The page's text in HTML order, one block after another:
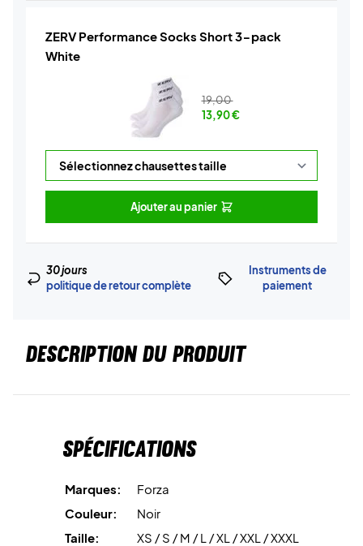
ZERV Performance Socks Short 3-pack
White
19,00
13,90€
Ajouter au panier
30 jours
politique de retour complète
Instruments de
paiement
DESCRIPTION DU PRODUIT
Spécifications
Marques:
Forza
Couleur:
Noir
Taille:
XS / S / M / L / XL / XXL / XXXL